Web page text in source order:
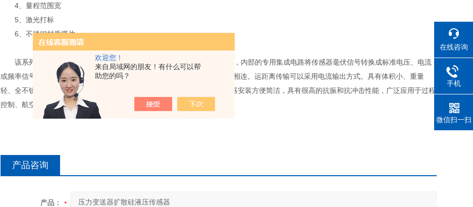
欢迎您！
来自局域网的朋友！有什么可以帮
助您的吗？
4、量程范围宽
5、激光打标
6、不锈钢材质膜片
该系列压力变送器压力敏感核心采用了高性能的硅压阻式压力充油芯体，内部的专用集成电路将传感器毫伏信号转换成标准电压、电流
或频率信号，可以直接与计算机接口卡、控制仪表、智能仪表或PLC等方便相连。运距离传输可以采用电流输出方式。具有体积小、重量
轻、全不锈钢密封结构，可在腐蚀性环境中工作。4-20MA扩散硅压力变送器安装方便简洁，具有很高的抗振和抗冲击性能，广泛应用于过程
控制、航空、航天、汽车、医疗设备、HVAC等领域。
产品咨询
产品：
在线咨询
手机
微信扫一扫